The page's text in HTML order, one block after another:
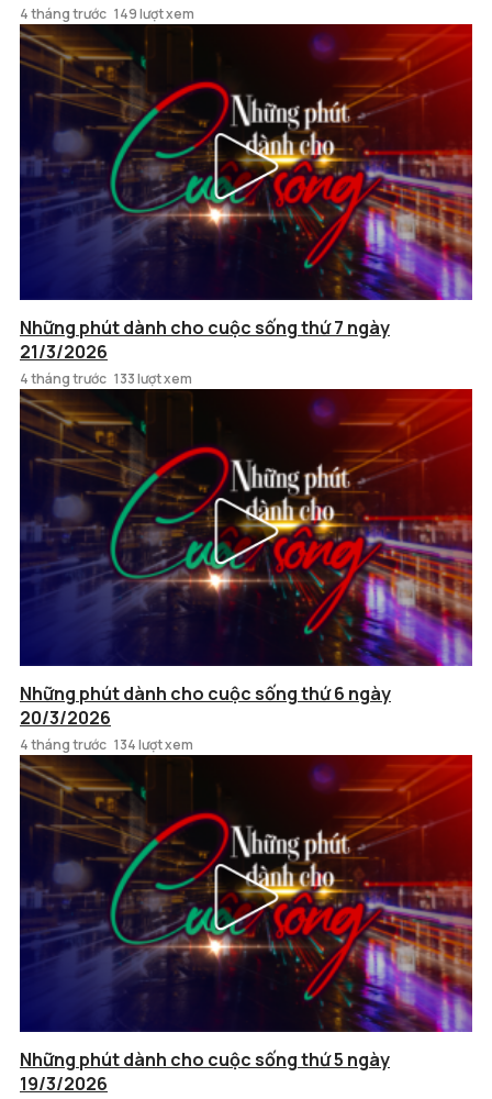
4 tháng trước 149 lượt xem
Những phút dành cho cuộc sống thứ 7 ngày
21/3/2026
4 tháng trước 133 lượt xem
Những phút dành cho cuộc sống thứ 6 ngày
20/3/2026
4 tháng trước 134 lượt xem
Những phút dành cho cuộc sống thứ 5 ngày
19/3/2026